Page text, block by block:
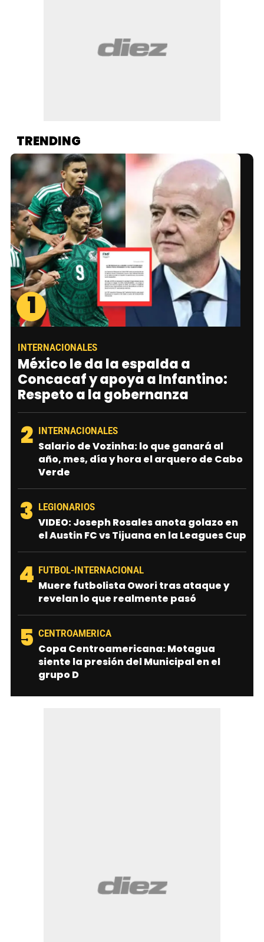
TRENDING
1
INTERNACIONALES
México le da la espalda a
Concacaf y apoya a Infantino:
Respeto a la gobernanza
2 INTERNACIONALES
Salario de Vozinha: lo que ganará al
año, mes, día y hora el arquero de Cabo
Verde
3 LEGIONARIOS
VIDEO: Joseph Rosales anota golazo en
el Austin FC vs Tijuana en la Leagues Cup
4 FUTBOL-INTERNACIONAL
Muere futbolista Owori tras ataque y
revelan lo que realmente pasó
5 CENTROAMERICA
Copa Centroamericana: Motagua
siente la presión del Municipal en el
grupo D